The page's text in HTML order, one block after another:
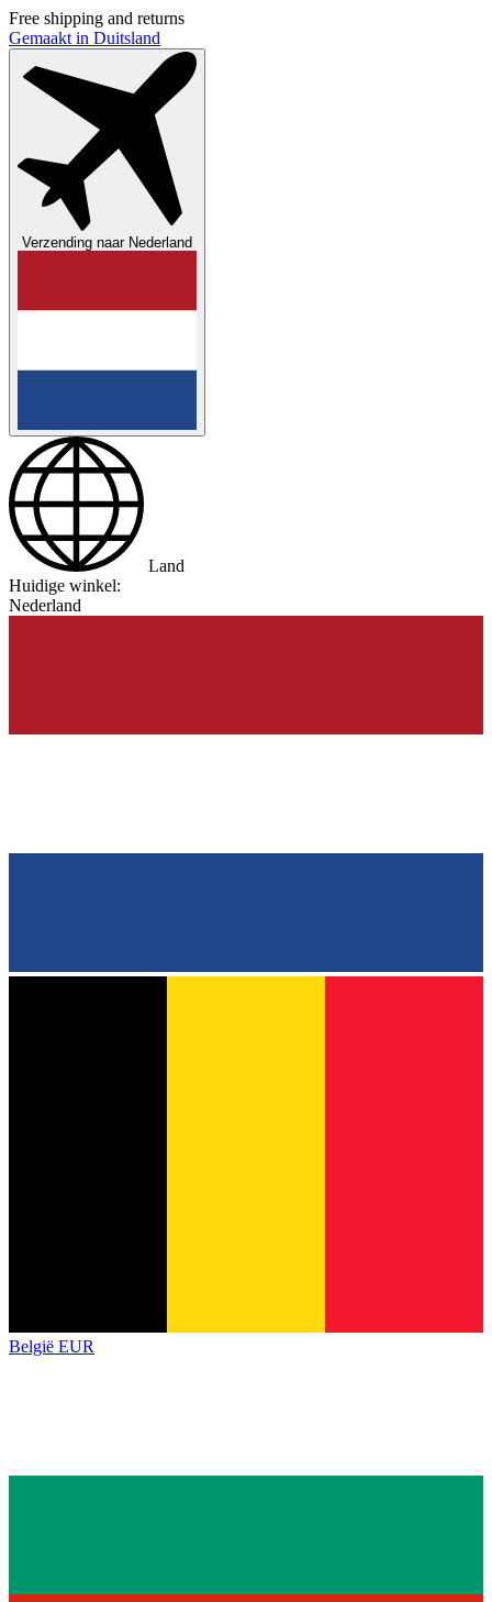
Free shipping and returns
Gemaakt in Duitsland
Verzending naarNederland
Land
Huidige winkel:
Nederland
België EUR